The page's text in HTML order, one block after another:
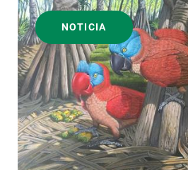
NOTICIA